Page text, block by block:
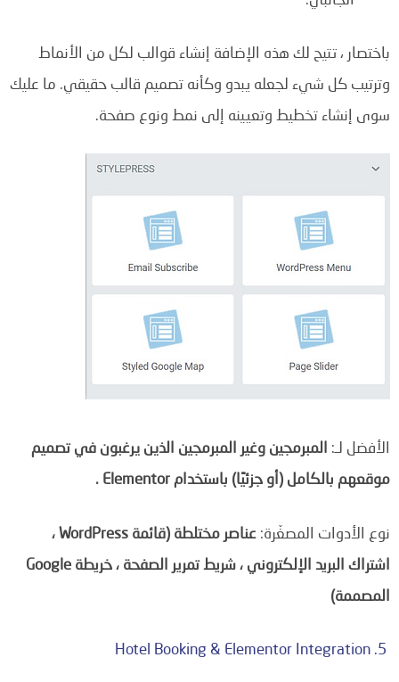
باختصار ، تتيح لك هذه الإضافة إنشاء قوالب لكل من الأنماط
وترتيب كل شيء لجعله يبدو وكأنه تصميم قالب حقيقي. ما عليك
سوى إنشاء تخطيط وتعيينه إلى نمط ونوع صفحة.
الأفضل لـ: المبرمجين وغير المبرمجين الذين يرغبون في تصميم
موقعهم بالكامل (أو جزئيًا) باستخدام Elementor .
نوع الأدوات المصغّرة:
عناصر مختلطة (قائمة WordPress ،
اشتراك البريد الإلكتروني ، شريط تمرير الصفحة ، خريطة Google
المصممة)
Hotel Booking & Elementor Integration .5